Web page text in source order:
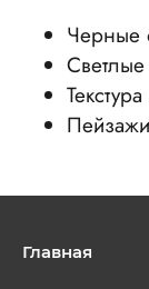
Черные
Пейзажи
Главная